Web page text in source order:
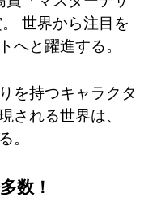
世界から注目を
へと躍進する。
を持つキャラクタ
される世界は、
。
数！